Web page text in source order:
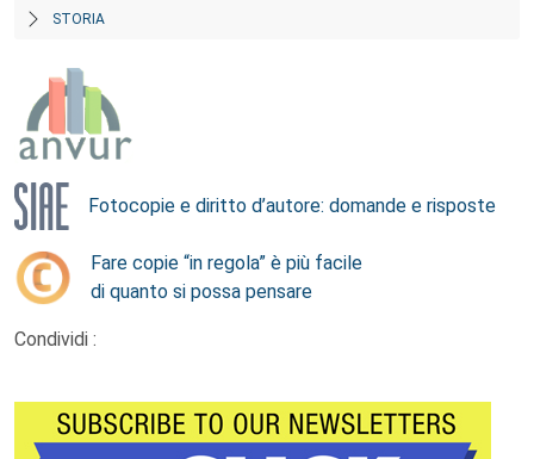
STORIA
Fotocopie e diritto d’autore: domande e risposte
Fare copie “in regola” è più facile
di quanto si possa pensare
Condividi :